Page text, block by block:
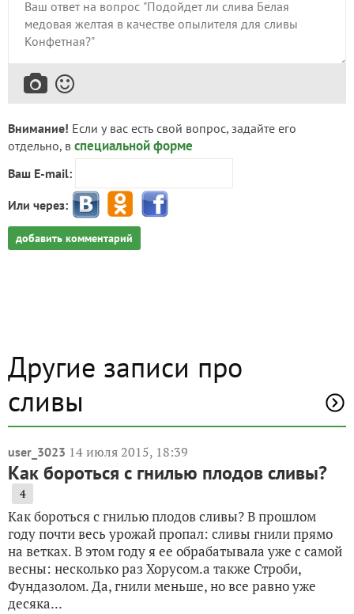
Внимание! Если у вас есть свой вопрос, задайте его
отдельно, в специальной форме
Ваш E-mail:
Или через:
добавить комментарий
Другие записи про
сливы
user_3023 14 июля 2015, 18:39
Как бороться с гнилью плодов сливы?
4
Как бороться с гнилью плодов сливы? В прошлом
году почти весь урожай пропал: сливы гнили прямо
на ветках. В этом году я ее обрабатывала уже с самой
весны: несколько раз Хорусом.а также Строби,
Фундазолом. Да, гнили меньше, но все равно уже
десяка...